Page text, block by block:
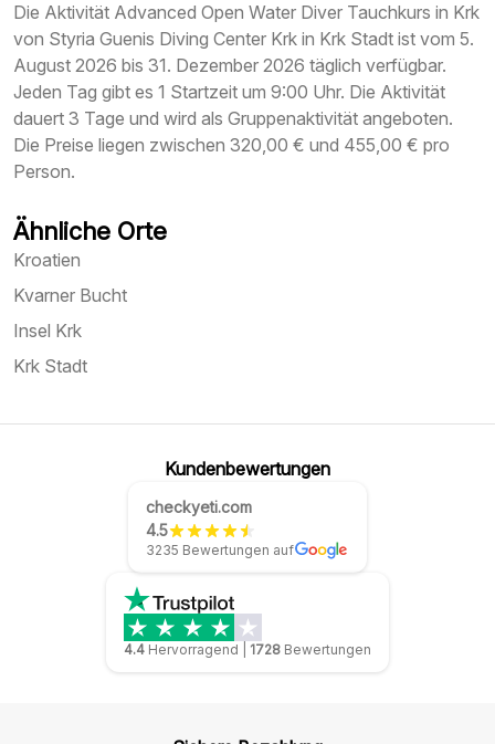
Die Aktivität Advanced Open Water Diver Tauchkurs in Krk
von Styria Guenis Diving Center Krk in Krk Stadt ist vom 5.
August 2026 bis 31. Dezember 2026 täglich verfügbar.
Jeden Tag gibt es 1 Startzeit um 9:00 Uhr. Die Aktivität
dauert 3 Tage und wird als Gruppenaktivität angeboten.
Die Preise liegen zwischen 320,00 € und 455,00 € pro
Person.
Ähnliche Orte
Kroatien
Kvarner Bucht
Insel Krk
Krk Stadt
Kundenbewertungen
checkyeti.com
4.5
3235 Bewertungen auf
4.4 Hervorragend 1728 Bewertungen